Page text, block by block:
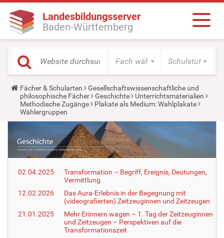
Landesbildungsserver
Baden-Württemberg
Fach wählen Schulstufe
Y
o
u
a
r
e
r
e
Fächer & Schularten
Gesellschaftswissenschaftliche und
philosophische Fächer
Geschichte
Unterrichtsmaterialien
Methodische Zugänge
Plakate als Medium: Wahlplakate
Wählergruppen
02.04.2025
Transformation – Begriff, Ereignis, Deutungen,
Vermittlung
12.02.2026
Das Aura-Erlebnis in der Begegnung mit
(videografierten) Zeitzeuginnen und Zeitzeugen
21.01.2025
Mehr Erinnern wagen – 1. Tag der Zeitzeuginnen
und Zeitzeugen – Perspektiven auf die
Transformationszeit